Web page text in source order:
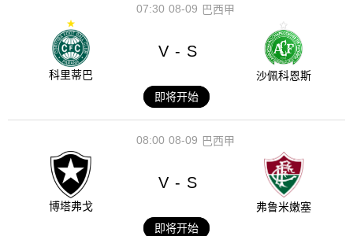
08-09
07:30 巴西甲
科里蒂巴
V - S
沙佩科恩斯
即将开始
08-09
08:00 巴西甲
博塔弗戈
V - S
弗鲁米嫩塞
即将开始